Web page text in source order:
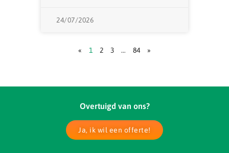
24/07/2026
« 1 2 3 … 84 »
Overtuigd van ons?
Ja, ik wil een offerte!